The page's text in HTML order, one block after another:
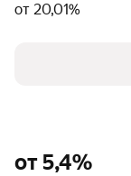
от 20,01%
от 5,4%